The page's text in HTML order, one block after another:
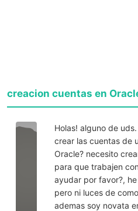
creacion cuentas en
Holas! alguno de
crear las cuentas de
Oracle? necesito
para que trabajen
ayudar por favor?,
pero ni luces de
ademas soy novata